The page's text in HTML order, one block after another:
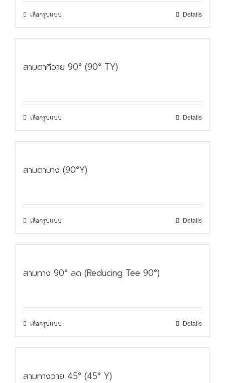
เลือกรูปแบบ Details
สามตาทีวาย 90° (90° TY)
เลือกรูปแบบ Details
สามตาบาง (90°Y)
เลือกรูปแบบ Details
สามทาง 90° ลด (Reducing Tee 90°)
เลือกรูปแบบ Details
สามทางวาย 45° (45° Y)